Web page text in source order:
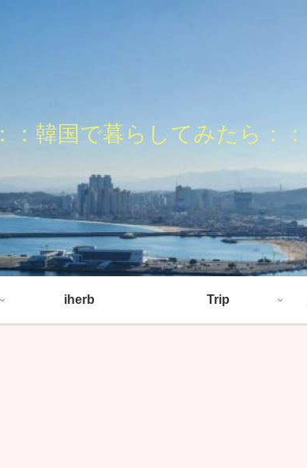
：：韓国で暮らしてみたら：：
iherb Trip